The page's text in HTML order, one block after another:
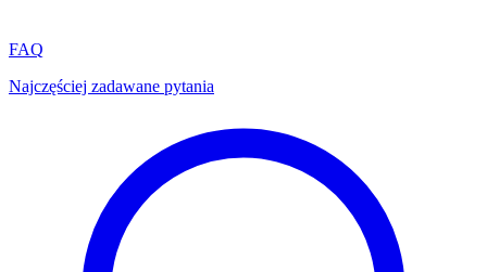
FAQ
Najczęściej zadawane pytania